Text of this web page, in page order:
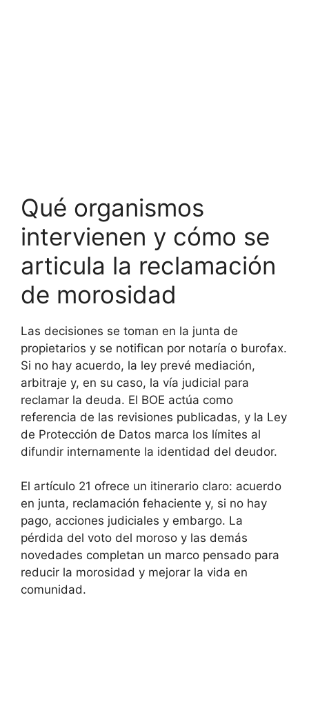
Qué organismos
intervienen y cómo se
articula la reclamación
de morosidad
Las decisiones se toman en la junta de
propietarios y se notifican por notaría o burofax.
Si no hay acuerdo, la ley prevé mediación,
arbitraje y, en su caso, la vía judicial para
reclamar la deuda. El BOE actúa como
referencia de las revisiones publicadas, y la Ley
de Protección de Datos marca los límites al
difundir internamente la identidad del deudor.
El artículo 21 ofrece un itinerario claro: acuerdo
en junta, reclamación fehaciente y, si no hay
pago, acciones judiciales y embargo. La
pérdida del voto del moroso y las demás
novedades completan un marco pensado para
reducir la morosidad y mejorar la vida en
comunidad.